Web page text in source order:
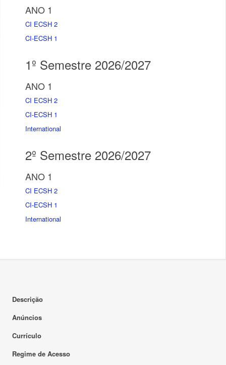
ANO 1
CI ECSH 2
CI-ECSH 1
1º Semestre 2026/2027
ANO 1
CI ECSH 2
CI-ECSH 1
International
2º Semestre 2026/2027
ANO 1
CI ECSH 2
CI-ECSH 1
International
Descrição
Anúncios
Currículo
Regime de Acesso